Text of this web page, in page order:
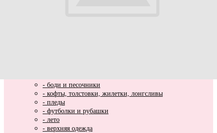
- боди и песочники
- кофты, толстовки, жилетки, лонгсливы
- пледы
- футболки и рубашки
- лето
- верхняя одежда